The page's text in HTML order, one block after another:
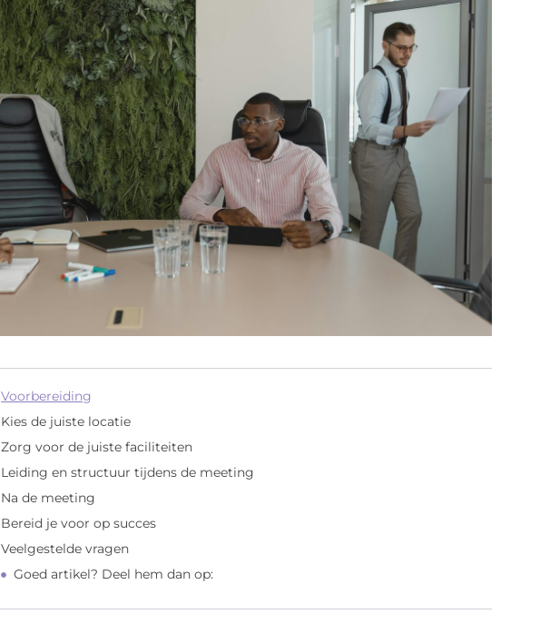
Voorbereiding
Kies de juiste locatie
Zorg voor de juiste faciliteiten
Leiding en structuur tijdens de meeting
Na de meeting
Bereid je voor op succes
Veelgestelde vragen
Goed artikel? Deel hem dan op: